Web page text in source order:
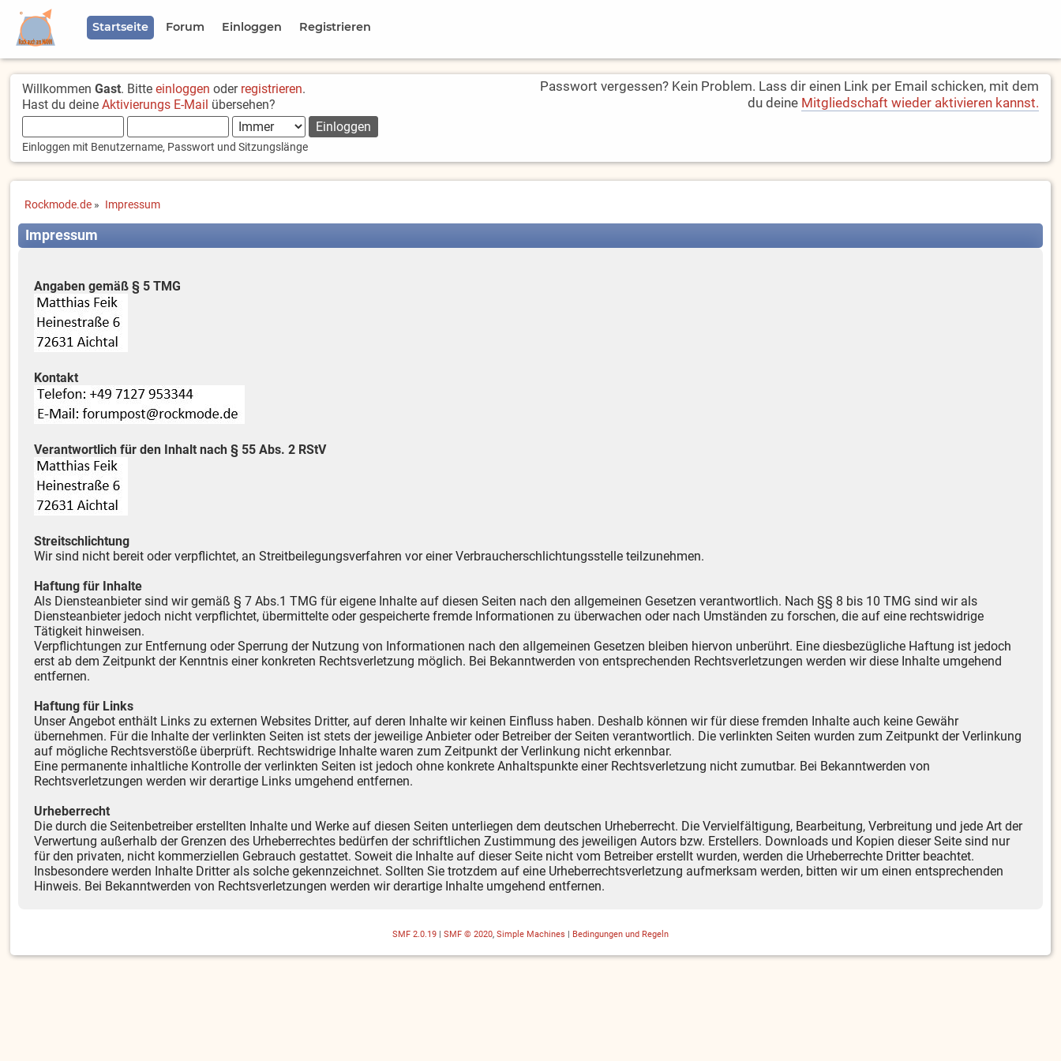
Startseite Forum Einloggen Registrieren
WillkommenGast. Bitteeinloggen oder registrieren.
Hast du deineAktivierungs E-Mail übersehen?
Einloggen mit Benutzername, Passwort und Sitzungslänge
Passwort vergessen? Kein Problem. Lass dir einen Link per Email schicken, mit dem
du deine Mitgliedschaft wieder aktivieren kannst.
Rockmode.de » Impressum
Impressum
Angaben gemäß § 5 TMG
Kontakt
Verantwortlich für den Inhalt nach § 55 Abs. 2 RStV
Streitschlichtung
Wir sind nicht bereit oder verpflichtet, an Streitbeilegungsverfahren vor einer Verbraucherschlichtungsstelle teilzunehmen.
Haftung für Inhalte
Als Diensteanbieter sind wir gemäß § 7 Abs.1 TMG für eigene Inhalte auf diesen Seiten nach den allgemeinen Gesetzen verantwortlich. Nach §§ 8 bis 10 TMG sind wir als
Diensteanbieter jedoch nicht verpflichtet, übermittelte oder gespeicherte fremde Informationen zu überwachen oder nach Umständen zu forschen, die auf eine rechtswidrige
Tätigkeit hinweisen.
Verpflichtungen zur Entfernung oder Sperrung der Nutzung von Informationen nach den allgemeinen Gesetzen bleiben hiervon unberührt. Eine diesbezügliche Haftung ist jedoch
erst ab dem Zeitpunkt der Kenntnis einer konkreten Rechtsverletzung möglich. Bei Bekanntwerden von entsprechenden Rechtsverletzungen werden wir diese Inhalte umgehend
entfernen.
Haftung für Links
Unser Angebot enthält Links zu externen Websites Dritter, auf deren Inhalte wir keinen Einfluss haben. Deshalb können wir für diese fremden Inhalte auch keine Gewähr
übernehmen. Für die Inhalte der verlinkten Seiten ist stets der jeweilige Anbieter oder Betreiber der Seiten verantwortlich. Die verlinkten Seiten wurden zum Zeitpunkt der Verlinkung
auf mögliche Rechtsverstöße überprüft. Rechtswidrige Inhalte waren zum Zeitpunkt der Verlinkung nicht erkennbar.
Eine permanente inhaltliche Kontrolle der verlinkten Seiten ist jedoch ohne konkrete Anhaltspunkte einer Rechtsverletzung nicht zumutbar. Bei Bekanntwerden von
Rechtsverletzungen werden wir derartige Links umgehend entfernen.
Urheberrecht
Die durch die Seitenbetreiber erstellten Inhalte und Werke auf diesen Seiten unterliegen dem deutschen Urheberrecht. Die Vervielfältigung, Bearbeitung, Verbreitung und jede Art der
Verwertung außerhalb der Grenzen des Urheberrechtes bedürfen der schriftlichen Zustimmung des jeweiligen Autors bzw. Erstellers. Downloads und Kopien dieser Seite sind nur
für den privaten, nicht kommerziellen Gebrauch gestattet. Soweit die Inhalte auf dieser Seite nicht vom Betreiber erstellt wurden, werden die Urheberrechte Dritter beachtet.
Insbesondere werden Inhalte Dritter als solche gekennzeichnet. Sollten Sie trotzdem auf eine Urheberrechtsverletzung aufmerksam werden, bitten wir um einen entsprechenden
Hinweis. Bei Bekanntwerden von Rechtsverletzungen werden wir derartige Inhalte umgehend entfernen.
SMF 2.0.19| SMF © 2020, Simple Machines | Bedingungen und Regeln